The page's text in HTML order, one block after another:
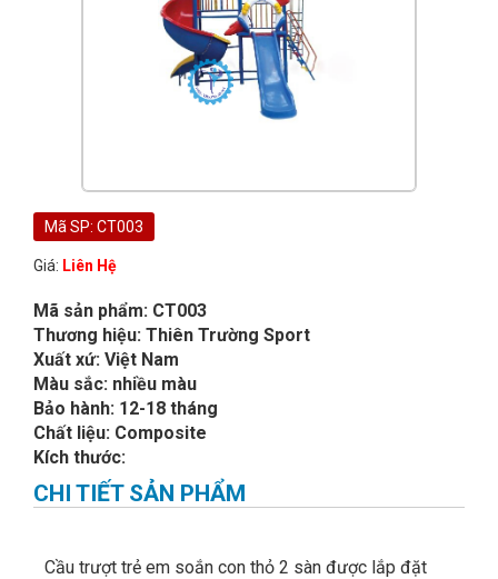
Mã SP: CT003
Giá: Liên Hệ
Mã sản phẩm: CT003
Thương hiệu: Thiên Trường Sport
Xuất xứ: Việt Nam
Màu sắc: nhiều màu
Bảo hành: 12-18 tháng
Chất liệu: Composite
Kích thước:
CHI TIẾT SẢN PHẨM
Cầu trượt trẻ em soắn con thỏ 2 sàn được lắp đặt